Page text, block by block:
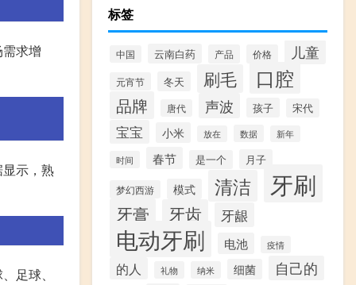
求增
示，熟
足球、
标签
中国 云南白药 产品 价格 儿童
元宵节 冬天 刷毛 口腔
品牌 唐代 声波 孩子 宋代
宝宝 小米 放在 数据 新年
时间 春节 是一个 月子
梦幻西游 模式 清洁 牙刷
牙膏 牙齿 牙龈
电动牙刷 电池 疫情
的人 礼物 纳米 细菌 自己的